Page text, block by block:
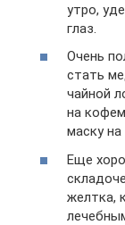
утро,
глаз.
Очень
стать
чайной
на
маску
Еще
желтка,